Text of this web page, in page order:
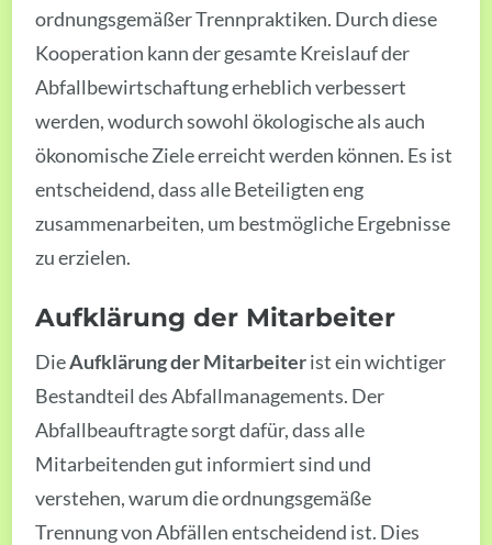
ordnungsgemäßer Trennpraktiken. Durch diese
Kooperation kann der gesamte Kreislauf der
Abfallbewirtschaftung erheblich verbessert
werden, wodurch sowohl ökologische als auch
ökonomische Ziele erreicht werden können. Es ist
entscheidend, dass alle Beteiligten eng
zusammenarbeiten, um bestmögliche Ergebnisse
zu erzielen.
Aufklärung der Mitarbeiter
DieAufklärung der Mitarbeiterist ein wichtiger
Bestandteil des Abfallmanagements. Der
Abfallbeauftragte sorgt dafür, dass alle
Mitarbeitenden gut informiert sind und
verstehen, warum die ordnungsgemäße
Trennung von Abfällen entscheidend ist. Dies